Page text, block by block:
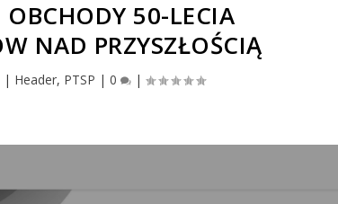
OBCHODY 50-LECIA
NAD PRZYSZŁOŚCIĄ
| Header, PTSP | 0 |